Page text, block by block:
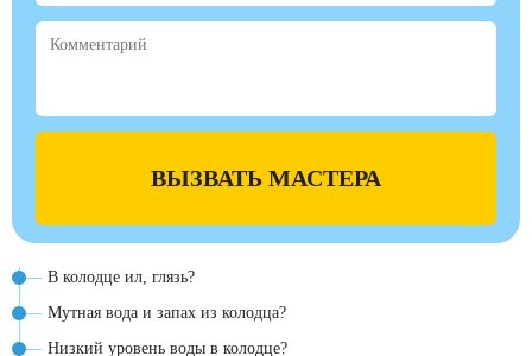
ВЫЗВАТЬ МАСТЕРА
В колодце ил, глязь?
Мутная вода и запах из колодца?
Низкий уровень воды в колодце?